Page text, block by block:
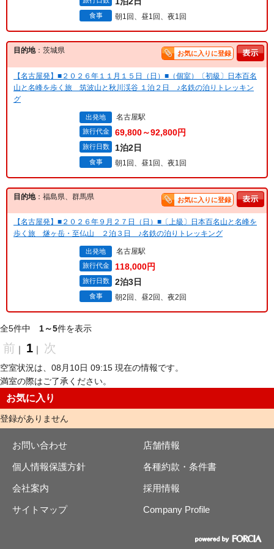
食事 朝1回、昼1回、夜1回
目的地：茨城県 お気に入りに登録
【名古屋発】■２０２６年１１月１５日（日）■（個室）〔初級〕日本百名
山と名峰を歩く旅 筑波山と秋川渓谷 １泊２日 ♪名鉄の泊りトレッキン
グ
出発地 名古屋駅
旅行代金 69,800～92,800円
旅行日数 1泊2日
食事 朝1回、昼1回、夜1回
目的地：福島県、群馬県 お気に入りに登録
【名古屋発】■２０２６年９月２７日（日）■〔上級〕日本百名山と名峰を
歩く旅 燧ヶ岳・至仏山 ２泊３日 ♪名鉄の泊りトレッキング
出発地 名古屋駅
旅行代金 118,000円
旅行日数 2泊3日
食事 朝2回、昼2回、夜2回
全5件中 1～5件を表示
前 ｜ 1 ｜ 次
空室状況は、08月10日 09:15 現在の情報です。
満室の際はご了承ください。
お気に入り
登録がありません
お問い合わせ 店舗情報
個人情報保護方針 各種約款・条件書
会社案内 採用情報
サイトマップ Company Profile